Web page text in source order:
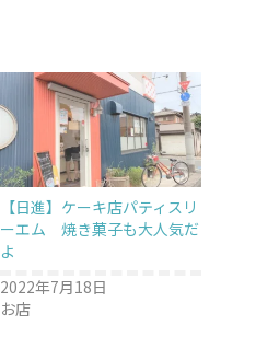
【日進】ケーキ店パティスリ
ーエム 焼き菓子も大人気だ
よ
2022年7月18日
お店